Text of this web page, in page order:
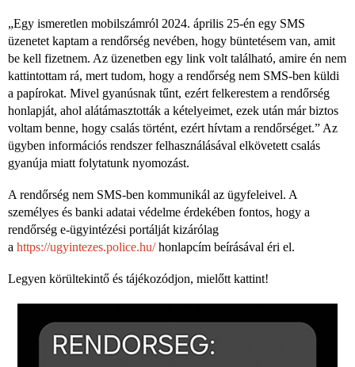
„Egy ismeretlen mobilszámról 2024. április 25-én egy SMS
üzenetet kaptam a rendőrség nevében, hogy büntetésem van, amit
be kell fizetnem. Az üzenetben egy link volt található, amire én nem
kattintottam rá, mert tudom, hogy a rendőrség nem SMS-ben küldi
a papírokat. Mivel gyanúsnak tűnt, ezért felkerestem a rendőrség
honlapját, ahol alátámasztották a kételyeimet, ezek után már biztos
voltam benne, hogy csalás történt, ezért hívtam a rendőrséget.” Az
ügyben információs rendszer felhasználásával elkövetett csalás
gyanúja miatt folytatunk nyomozást.
A rendőrség nem SMS-ben kommunikál az ügyfeleivel. A
személyes és banki adatai védelme érdekében fontos, hogy a
rendőrség e-ügyintézési portálját kizárólag
a https://ugyintezes.police.hu/honlapcím beírásával éri el.
Legyen körültekintő és tájékozódjon, mielőtt kattint!